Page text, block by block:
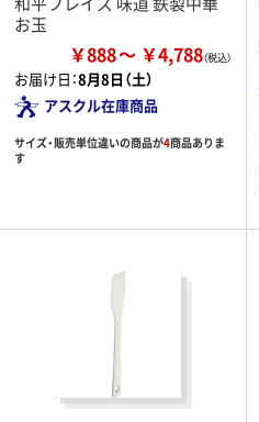
お玉
￥888 ￥4,788
お届け日：8月8日（土）
アスクル在庫商品
サイズ・販売単位違いの商品が4商品ありま
す